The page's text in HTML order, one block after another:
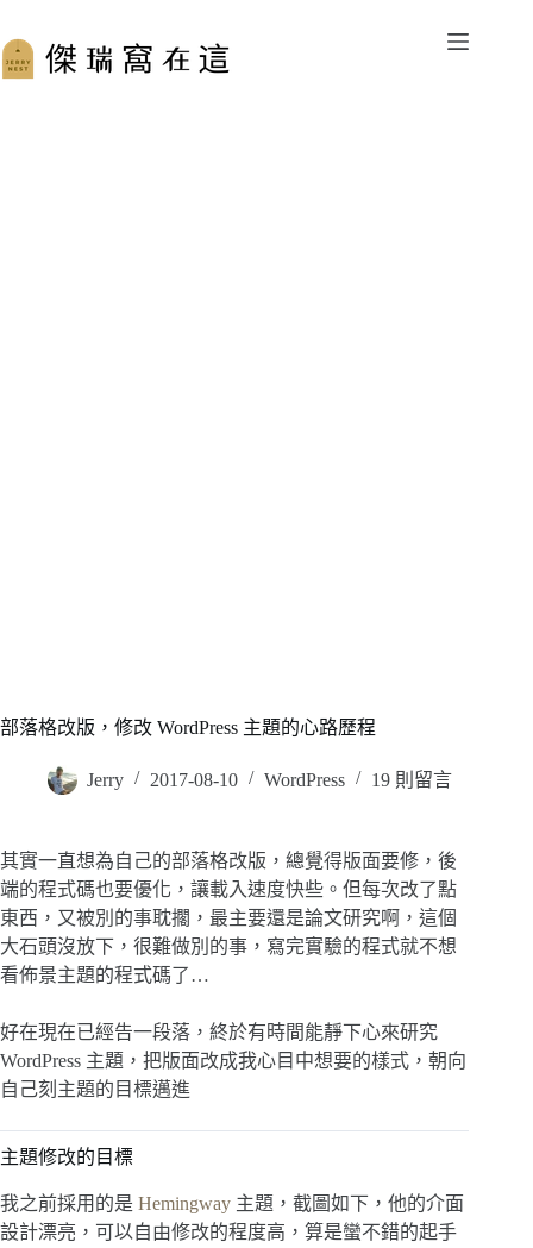
至
主
部落格改版，修改 WordPress 主題的心路歷程
Jerry 2017-08-10 WordPress 19 則留言
其實一直想為自己的部落格改版，總覺得版面要修，後
端的程式碼也要優化，讓載入速度快些。但每次改了點
東西，又被別的事耽擱，最主要還是論文研究啊，這個
大石頭沒放下，很難做別的事，寫完實驗的程式就不想
看佈景主題的程式碼了…
好在現在已經告一段落，終於有時間能靜下心來研究
WordPress 主題，把版面改成我心目中想要的樣式，朝向
自己刻主題的目標邁進
主題修改的目標
我之前採用的是 Hemingway 主題，截圖如下，他的介面
設計漂亮，可以自由修改的程度高，算是蠻不錯的起手